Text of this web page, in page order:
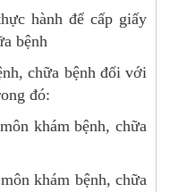
hành để cấp giấy
bệnh
chữa bệnh đối với
đó:
khám bệnh, chữa
khám bệnh, chữa